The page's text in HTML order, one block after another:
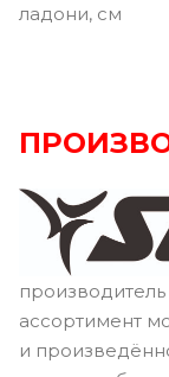
ладони, см
ассортимент
и